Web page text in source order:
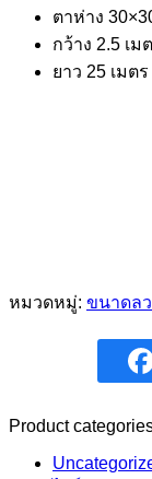
ตาห่าง
กว้าง 2.5 เม
ยาว 25 เมตร
หมวดหมู่: ขนาดลว
Product